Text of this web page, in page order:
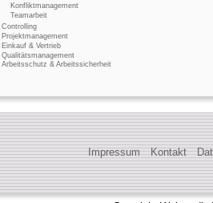
Konfliktmanagement
Teamarbeit
Controlling
Projektmanagement
Einkauf & Vertrieb
Qualitätsmanagement
Arbeitsschutz & Arbeitssicherheit
Impressum Kontakt